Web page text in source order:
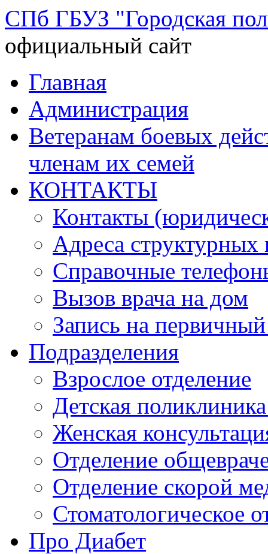
СПб ГБУЗ "Городская
официальный сайт
Перейти
содержимому
Главная
Администрация
Ветеранам боевых
членам их семей
КОНТАКТЫ
Контакты
Адреса структурных
Справочные
Вызов врача на дом
Запись на
Подразделения
Взрослое отделение
Детская
Женская
Отделение
Отделение скорой
Стоматологическое
Про Диабет